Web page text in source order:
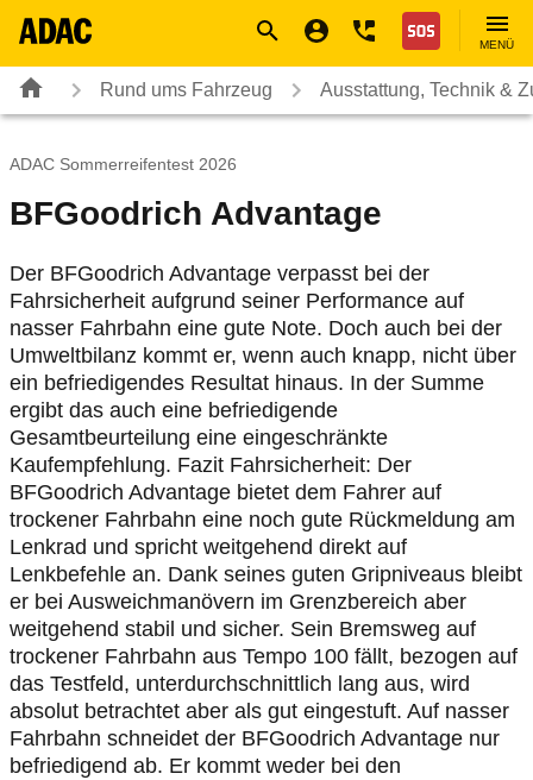
Nothilfe
MENÜ
Rund ums Fahrzeug Ausstattung, Technik &
ADAC Sommerreifentest 2026
BFGoodrich Advantage
Der BFGoodrich Advantage verpasst bei der
Fahrsicherheit aufgrund seiner Performance auf
nasser Fahrbahn eine gute Note. Doch auch bei der
Umweltbilanz kommt er, wenn auch knapp, nicht über
ein befriedigendes Resultat hinaus. In der Summe
ergibt das auch eine befriedigende
Gesamtbeurteilung eine eingeschränkte
Kaufempfehlung. Fazit Fahrsicherheit: Der
BFGoodrich Advantage bietet dem Fahrer auf
trockener Fahrbahn eine noch gute Rückmeldung am
Lenkrad und spricht weitgehend direkt auf
Lenkbefehle an. Dank seines guten Gripniveaus bleibt
er bei Ausweichmanövern im Grenzbereich aber
weitgehend stabil und sicher. Sein Bremsweg auf
trockener Fahrbahn aus Tempo 100 fällt, bezogen auf
das Testfeld, unterdurchschnittlich lang aus, wird
absolut betrachtet aber als gut eingestuft. Auf nasser
Fahrbahn schneidet der BFGoodrich Advantage nur
befriedigend ab. Er kommt weder bei den